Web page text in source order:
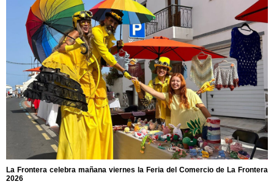
La Frontera celebra mañana viernes la Feria del Comercio de La Frontera
2026